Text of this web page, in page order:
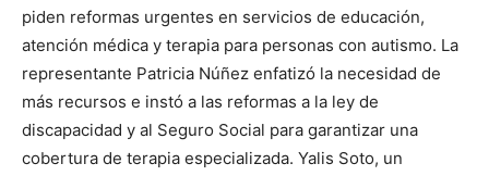
piden reformas urgentes en servicios de educación,
atención médica y terapia para personas con autismo. La
representante Patricia Núñez enfatizó la necesidad de
más recursos e instó a las reformas a la ley de
discapacidad y al Seguro Social para garantizar una
cobertura de terapia especializada. Yalis Soto, un